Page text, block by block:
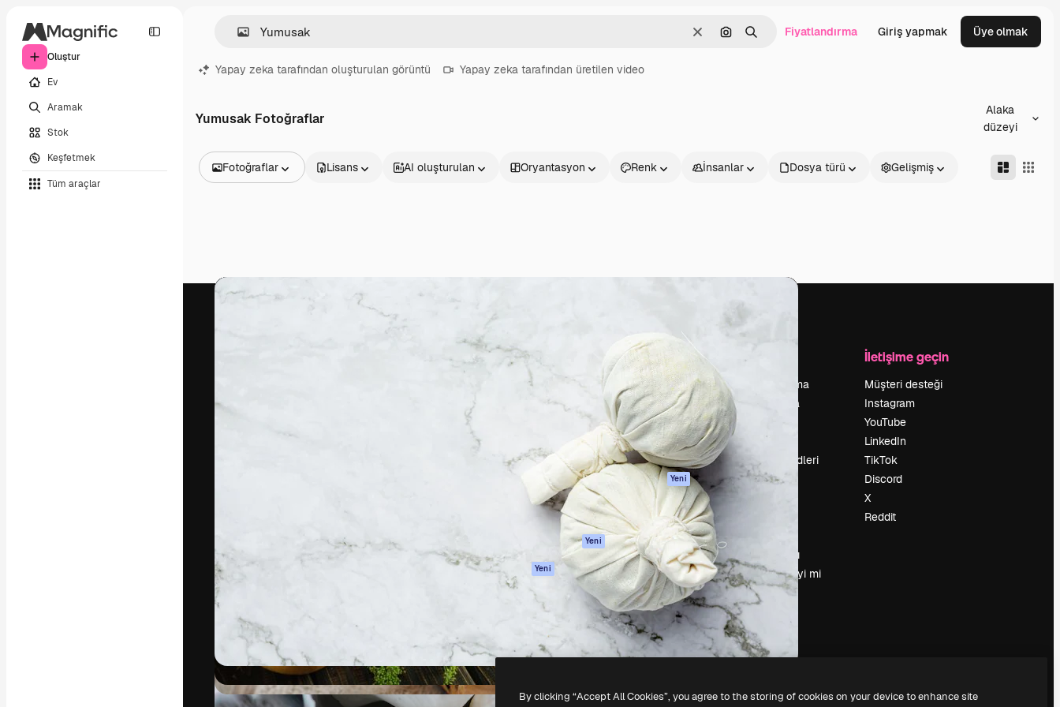
Oluştur
Ev
Aramak
Stok
Keşfetmek
Tüm araçlar
Temizlemek
Görüntüyle ara
AramakFiyatlandırma Giriş yapmak Üye olmak
Yapay zeka tarafından oluşturulan görüntü Yapay zeka tarafından üretilen video
Yumusak Fotoğraflar
Alaka
düzeyi
Fotoğraflar
Videolar
Video çekimleri
Lisans AI oluşturulan Oryantasyon Renk İnsanlar Dosya türü Gelişmiş
stüdyolar genelinde 1 milyondan fazla
abone.
Ürünler
Spaces
AI Asistanı
AI video
oluşturucu
AI ses oluşturucu
Stok içerik
Claude/ChatGPT
Yeni
Ajanlar Yeni
API
Mobil Uygulama
Tüm Magnific
araçları
Başlayın
Academy
Dokümantasyon
Destek
Kullanım Şartları
Gizlilik Politikası
Orijinaller Yeni
Çerez politikası
Güven merkezi
Satış ortakları
Kurumsal
Şirket
Fiyatlandırma
Hakkımızda
Kariyer
Arama trendleri
Blog
Basın odası
Magnific.ai’yi mi
arıyorsun?
İletişime geçin
Müşteri desteği
Instagram
YouTube
LinkedIn
TikTok
Discord
X
Reddit
Copyright © 2010- 2026Freepik Company S.L.U. Her hakkı saklıdır
By clicking “Accept All Cookies”, you agree to the storing of cookies on your device to enhance site